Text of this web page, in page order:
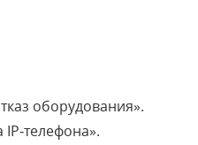
оборудования».